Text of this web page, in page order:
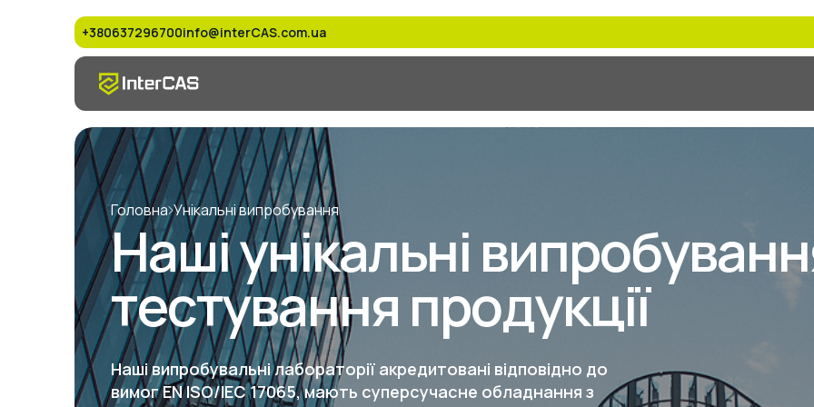
+380637296700info@interCAS.com.ua
Головна Унікальні випробування
Наші унікальні
тестування продукції
Наші випробувальні лабораторії акредитовані відповідно до
вимог EN ISO/IEC 17065, мають суперсучасне обладнання з